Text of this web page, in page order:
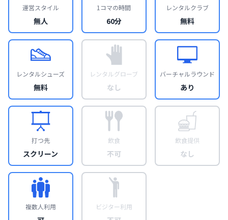
運営スタイル
無人
1コマの時間
60分
レンタルクラブ
無料
レンタルシューズ
無料
レンタルグローブ
なし
バーチャルラウンド
あり
打つ先
スクリーン
飲食
不可
飲食提供
なし
複数人利用 ビジター利用